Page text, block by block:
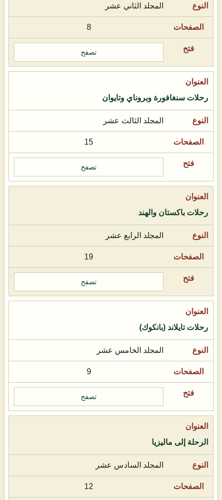
المجلد الثاني عشر
8
تصفح
رحلات سنغافورة وبروناي وتايوان
المجلد الثالث عشر
15
تصفح
رحلات باكستان والهند
المجلد الرابع عشر
19
تصفح
رحلات تايلاند (بانكوك)
المجلد الخامس عشر
9
تصفح
الرحلة إلى ماليزيا
المجلد السادس عشر
12